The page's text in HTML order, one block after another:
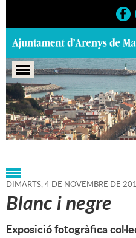
Portada > Agenda > 04-11-
2014 > Marcs > Culturals >
DIMARTS,4 DE NOVEMBRE DE
Blanc i negre
Exposició fotogràfica